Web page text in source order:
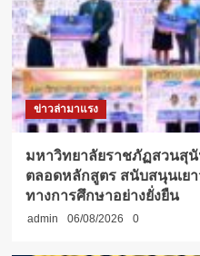
ข่าวล่ามาแรง
มหาวิทยาลัยราชภัฏสวนสุ
ตลอดหลักสูตร สนับสนุนเย
ทางการศึกษาอย่างยั่งยืน
admin 06/08/2026 0